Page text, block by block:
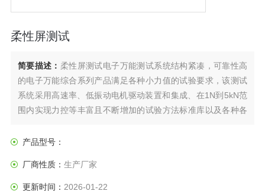
柔性屏测试
简要描述： 柔性屏测试电子万能测试系统结构紧凑，可靠性高
的电子万能综合系列产品满足各种小力值的试验要求，该测试
系统采用高速率、低振动电机驱动装置和集成、在1N到5kN范
围内实现力控等丰富且不断增加的试验方法标准库以及各种各
产品型号：
厂商性质： 生产厂家
更新时间： 2026-01-22